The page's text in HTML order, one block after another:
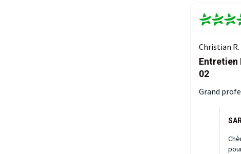
Christian R.
Entretien
02
Grand